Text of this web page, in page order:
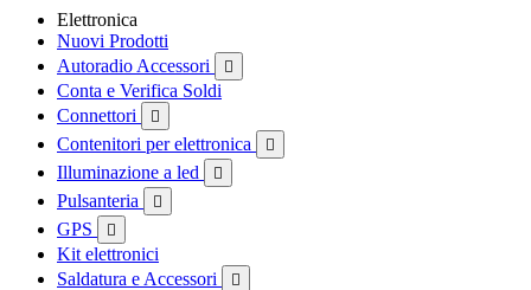
Elettronica
Nuovi Prodotti
Autoradio Accessori

Conta e Verifica Soldi
Connettori

Contenitori per elettronica 
Illuminazione a led 
Pulsanteria 
GPS 
Kit elettronici
Saldatura e Accessori
